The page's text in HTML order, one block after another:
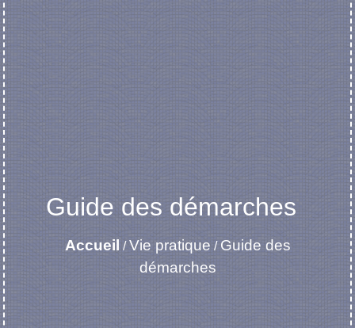
Guide des démarches
Accueil /Vie pratique / Guide des
démarches